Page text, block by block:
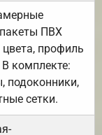
ПВХ
цвета, профиль
комплекте:
подоконники,
сетки.